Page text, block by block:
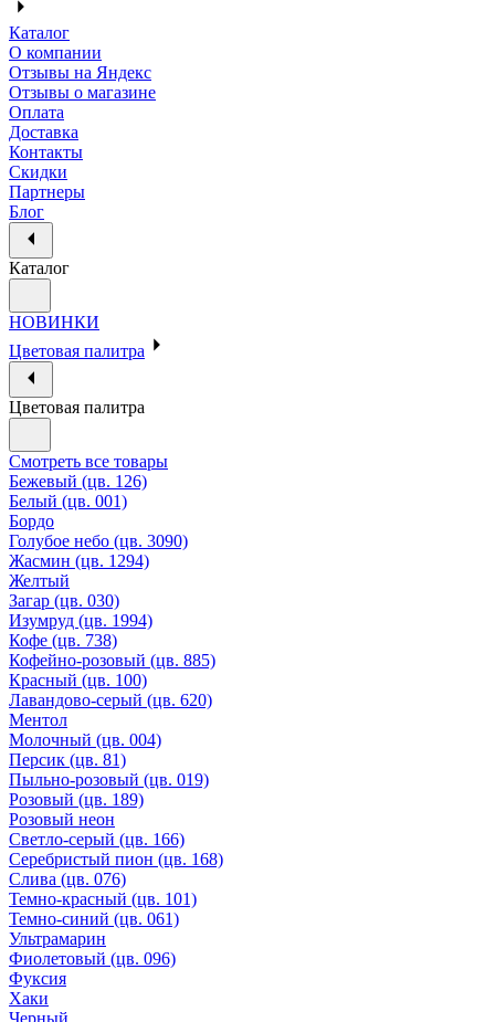
Каталог
О компании
Отзывы на Яндекс
Отзывы о магазине
Оплата
Доставка
Контакты
Скидки
Партнеры
Блог
Каталог
НОВИНКИ
Цветовая палитра
Цветовая палитра
Смотреть все товары
Бежевый (цв. 126)
Белый (цв. 001)
Бордо
Голубое небо (цв. 3090)
Жасмин (цв. 1294)
Желтый
Загар (цв. 030)
Изумруд (цв. 1994)
Кофе (цв. 738)
Кофейно-розовый (цв. 885)
Красный (цв. 100)
Лавандово-серый (цв. 620)
Ментол
Молочный (цв. 004)
Персик (цв. 81)
Пыльно-розовый (цв. 019)
Розовый (цв. 189)
Розовый неон
Светло-серый (цв. 166)
Серебристый пион (цв. 168)
Слива (цв. 076)
Темно-красный (цв. 101)
Темно-синий (цв. 061)
Ультрамарин
Фиолетовый (цв. 096)
Фуксия
Хаки
Черный